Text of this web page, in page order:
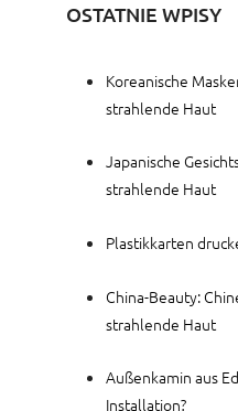
OSTATNIE WPISY
Koreanische
strahlende Haut
Japanische
strahlende Haut
Plastikkarten
China-Beauty:
strahlende Haut
Außenkamin aus
Installation?